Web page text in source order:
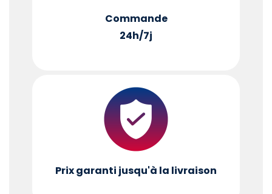
Commande
24h/7j
Prix garanti jusqu'à la livraison